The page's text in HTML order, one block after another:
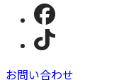
お問い合わせ